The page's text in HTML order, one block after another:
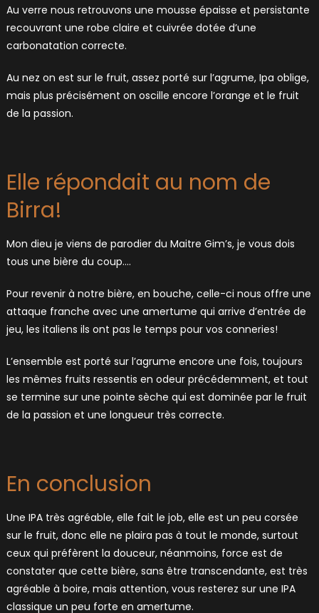
Au verre nous retrouvons une mousse épaisse et persistante
recouvrant une robe claire et cuivrée dotée d’une
carbonatation correcte.
Au nez on est sur le fruit, assez porté sur l’agrume, Ipa oblige,
mais plus précisément on oscille encore l’orange et le fruit
de la passion.
Elle répondait au nom de
Birra!
Mon dieu je viens de parodier du Maitre Gim’s, je vous dois
tous une bière du coup….
Pour revenir à notre bière, en bouche, celle-ci nous offre une
attaque franche avec une amertume qui arrive d’entrée de
jeu, les italiens ils ont pas le temps pour vos conneries!
L’ensemble est porté sur l’agrume encore une fois, toujours
les mêmes fruits ressentis en odeur précédemment, et tout
se termine sur une pointe sèche qui est dominée par le fruit
de la passion et une longueur très correcte.
En conclusion
Une IPA très agréable, elle fait le job, elle est un peu corsée
sur le fruit, donc elle ne plaira pas à tout le monde, surtout
ceux qui préfèrent la douceur, néanmoins, force est de
constater que cette bière, sans être transcendante, est très
agréable à boire, mais attention, vous resterez sur une IPA
classique un peu forte en amertume.